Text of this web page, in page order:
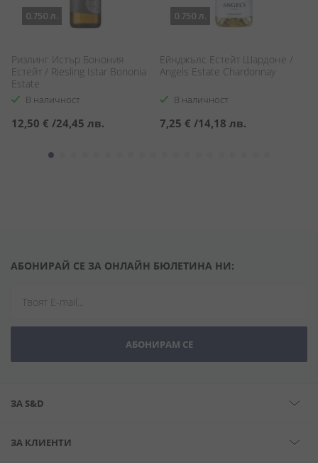
0.750 л.
Ризлинг Истър Бонония
Естейт / Riesling Istar Bononia
Estate
В наличност
12,50 € /24,45 лв.
0.750 л.
Ейнджълс Естейт Шардоне /
Angels Estate Chardonnay
В наличност
7,25 € /14,18 лв.
АБОНИРАЙ СЕ ЗА ОНЛАЙН БЮЛЕТИНА НИ:
АБОНИРАМ СЕ
ЗА S&D
ЗА КЛИЕНТИ